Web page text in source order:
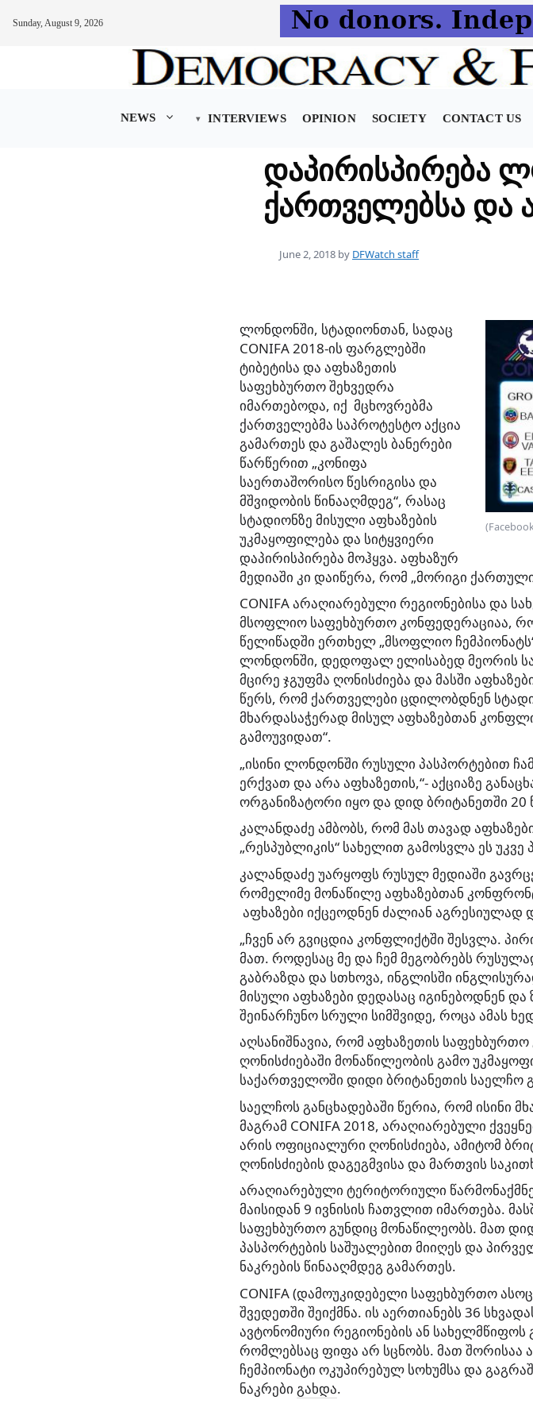
Sunday, August 9, 2026
NEWS INTERVIEWS OPINION SOCIETY CONTACT US
დაპირისპირება
ქართველებსა და
June 2, 2018 by DFWatch staff
ლონდონში, სტადიონთან, სადაც
CONIFA 2018-ის ფარგლებში
ტიბეტისა და აფხაზეთის
საფეხბურთო შეხვედრა
იმართებოდა, იქ მცხოვრებმა
ქართველებმა საპროტესტო აქცია
გამართეს და გაშალეს ბანერები
წარწერით „კონიფა
საერთაშორისო წესრიგისა და
მშვიდობის წინააღმდეგ“, რასაც
სტადიონზე მისული აფხაზების
უკმაყოფილება და სიტყვიერი
დაპირისპირება მოჰყვა. აფხაზურ
მედიაში კი დაიწერა, რომ „მორიგი ქართული
СONIFA არაღიარებული რეგიონებისა და
მსოფლიო საფეხბურთო კონფედერაციაა,
წელიწადში ერთხელ „მსოფლიო
ლონდონში, დედოფალ ელისაბედ მეორის
მცირე ჯგუფმა ღონისძიება და მასში
წერს, რომ ქართველები ცდილობდნენ
მხარდასაჭერად მისულ აფხაზებთან
გამოუვიდათ“.
„ისინი ლონდონში რუსული პასპორტებით
ერქვათ და არა აფხაზეთის,“- აქციაზე
ორგანიზატორი იყო და დიდ ბრიტანეთში 20
კალანდაძე ამბობს, რომ მას თავად
„რესპუბლიკის“ სახელით გამოსვლა ეს უკვე
კალანდაძე უარყოფს რუსულ მედიაში
რომელიმე მონაწილე აფხაზებთან
აფხაზები იქცეოდნენ ძალიან აგრესიულად
„ჩვენ არ გვიცდია კონფლიქტში შესვლა.
მათ. როდესაც მე და ჩემ მეგობრებს
გაბრაზდა და სთხოვა, ინგლისში
მისული აფხაზები დედასაც იგინებოდნენ
შეინარჩუნო სრული სიმშვიდე, როცა ამას
აღსანიშნავია, რომ აფხაზეთის
ღონისძიებაში მონაწილეობის გამო
საქართველოში დიდი ბრიტანეთის საელჩო
საელჩოს განცხადებაში წერია, რომ ისინი
მაგრამ CONIFA 2018, არაღიარებული
არის ოფიციალური ღონისძიება, ამიტომ
ღონისძიების დაგეგმვისა და მართვის
არაღიარებული ტერიტორიული
მაისიდან 9 ივნისის ჩათვლით იმართება.
საფეხბურთო გუნდიც მონაწილეობს. მათ
პასპორტების საშუალებით მიიღეს და
ნაკრების წინააღმდეგ გამართეს.
СONIFA (დამოუკიდებელი საფეხბურთო
შვედეთში შეიქმნა. ის აერთიანებს 36
ავტონომიური რეგიონების ან
რომლებსაც ფიფა არ სცნობს. მათ შორისაა
ჩემპიონატი ოკუპირებულ სოხუმსა და
ნაკრები გახდა.